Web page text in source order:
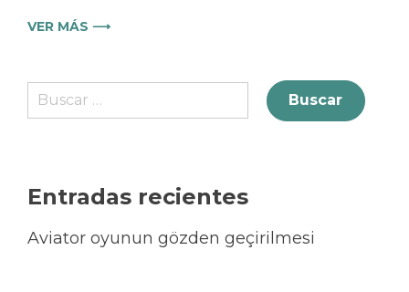
VER MÁS ⟶
Entradas recientes
Aviator oyunun gözden geçirilmesi